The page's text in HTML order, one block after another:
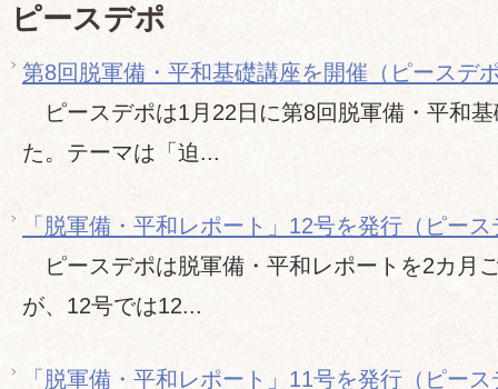
ピースデポ
第8回脱軍備・平和基礎講座を開催（ピースデ
ピースデポは1月22日に第8回脱軍備・平和
た。テーマは「迫...
「脱軍備・平和レポート」12号を発行（ピー
ピースデポは脱軍備・平和レポートを2カ月
が、12号では12...
「脱軍備・平和レポート」11号を発行（ピース